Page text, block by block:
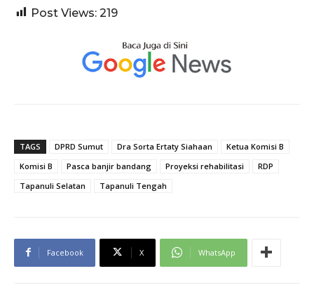
Post Views: 219
TAGS DPRD Sumut Dra Sorta Ertaty Siahaan
Ketua Komisi B
Komisi B
Pasca banjir bandang Proyeksi rehabilitasi
RDP
Tapanuli Selatan
Tapanuli Tengah
Facebook X WhatsApp